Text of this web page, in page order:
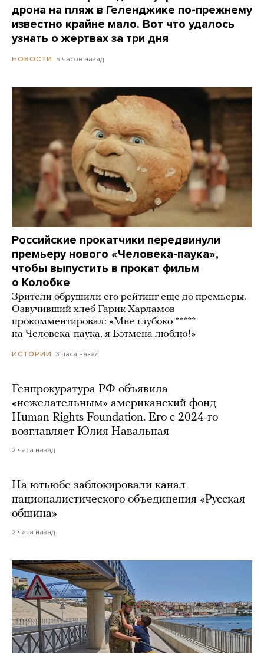
дрона на пляж в Геленджике по-прежнему
известно крайне мало. Вот что удалось
узнать о жертвах за три дня
НОВОСТИ 5 часов назад
Российские прокатчики передвинули
премьеру нового «Человека-паука»,
чтобы выпустить в прокат фильм
о Колобке
Зрители обрушили его рейтинг еще до премьеры.
Озвучивший хлеб Гарик Харламов
прокомментировал: «Мне глубоко *****
на Человека-паука, я Бэтмена люблю!»
ИСТОРИИ 3 часа назад
Генпрокуратура РФ объявила
«нежелательным» американский фонд
Human Rights Foundation. Его с 2024-го
возглавляет Юлия Навальная
2 часа назад
На ютьюбе заблокировали канал
националистического объединения «Русская
община»
2 часа назад